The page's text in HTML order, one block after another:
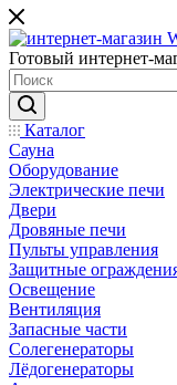
Готовый интернет-
Каталог
Сауна
Оборудование
Электрические печи
Двери
Дровяные печи
Пульты управления
Защитные
Освещение
Вентиляция
Запасные части
Солегенераторы
Лёдогенераторы